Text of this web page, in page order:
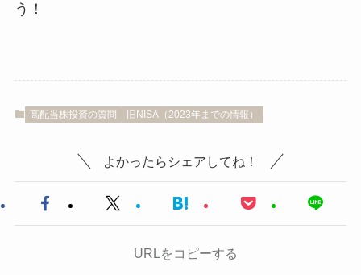
う！
高配当株投資の質問 旧NISA（2023年までの情報）
よかったらシェアしてね！
URLをコピーする